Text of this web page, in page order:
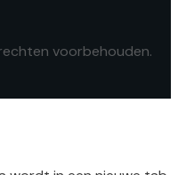
voorbehouden.